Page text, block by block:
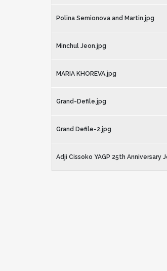
Polina Semionova and Martin.jpg
Minchul Jeon.jpg
MARIA KHOREVA.jpg
Grand-Defile.jpg
Grand Defile-2.jpg
Adji Cissoko YAGP 25th Anniversary